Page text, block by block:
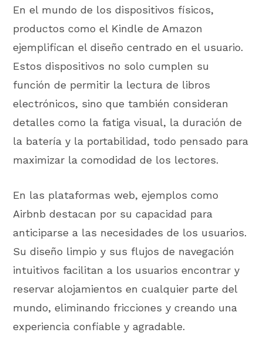
En el mundo de los dispositivos físicos,
productos como el Kindle de Amazon
ejemplifican el diseño centrado en el usuario.
Estos dispositivos no solo cumplen su
función de permitir la lectura de libros
electrónicos, sino que también consideran
detalles como la fatiga visual, la duración de
la batería y la portabilidad, todo pensado para
maximizar la comodidad de los lectores.
En las plataformas web, ejemplos como
Airbnb destacan por su capacidad para
anticiparse a las necesidades de los usuarios.
Su diseño limpio y sus flujos de navegación
intuitivos facilitan a los usuarios encontrar y
reservar alojamientos en cualquier parte del
mundo, eliminando fricciones y creando una
experiencia confiable y agradable.